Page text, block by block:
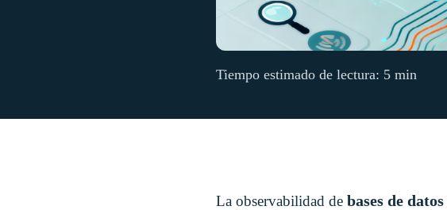
Tiempo estimado de lectura: 5 min
La observabilidad de bases de datos